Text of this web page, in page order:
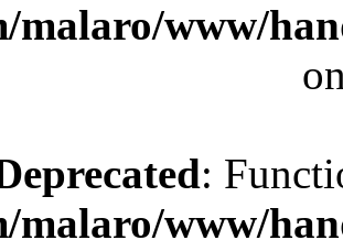
malaro/www/
:
malaro/www/